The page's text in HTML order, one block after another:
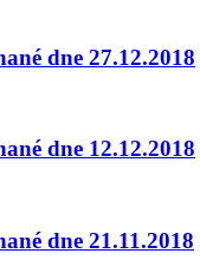
dne 27.12.2018
dne 12.12.2018
dne 21.11.2018